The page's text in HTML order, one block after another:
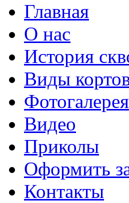
Главная
О нас
История
Виды
Фотогалерея
Видео
Приколы
Оформить
Контакты